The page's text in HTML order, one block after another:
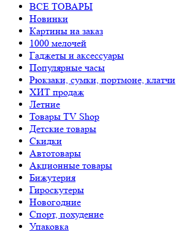
ВСЕ ТОВАРЫ
Новинки
Картины на заказ
1000 мелочей
Гаджеты и аксессуары
Популярные часы
Рюкзаки, сумки, портмоне, клатчи
ХИТ продаж
Летние
Товары TV Shop
Детские товары
Cкидки
Автотовары
Акционные товары
Бижутерия
Гироскутеры
Новогодние
Спорт, похудение
Упаковка